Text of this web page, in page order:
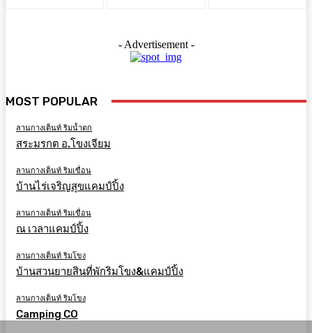
- Advertisement -
MOST POPULAR
ลานกางเต็นท์ ริมน้ำตก
สระมรกต อ.โขงเจียม
ลานกางเต็นท์ ริมเขื่อน
บ้านไร่เจริญสุขแคมป์ปิ้ง
ลานกางเต็นท์ ริมเขื่อน
ณ เวลาแคมป์ปิ้ง
ลานกางเต็นท์ ริมโขง
บ้านสวนยายสินที่พักริมโขง&แคมป์ปิ้ง
ลานกางเต็นท์ ริมโขง
Camping CO